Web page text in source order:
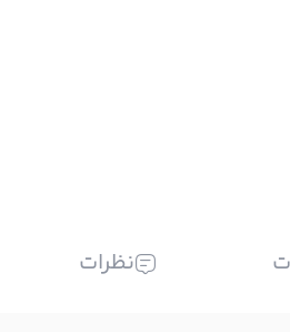
نظرات